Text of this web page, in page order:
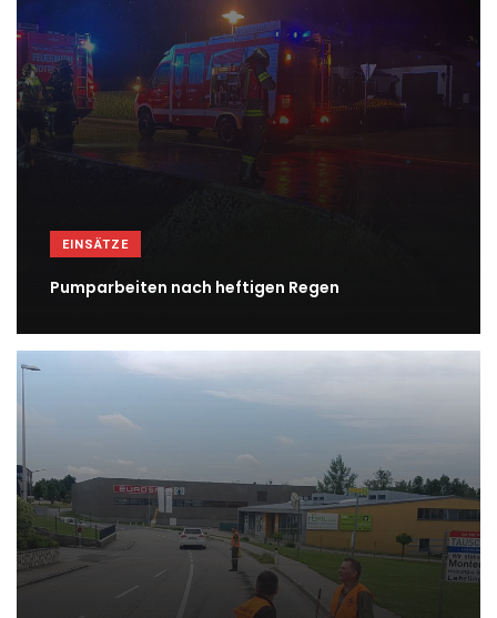
EINSÄTZE
Pumparbeiten nach heftigen Regen